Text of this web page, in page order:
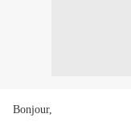
Bonjour,